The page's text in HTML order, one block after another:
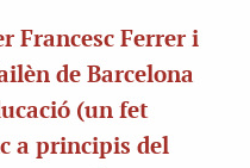
Francesc Ferrer i
de Barcelona
(un fet
a principis del